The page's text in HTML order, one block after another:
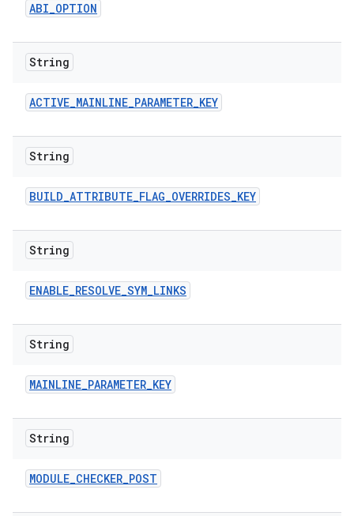
ABI_OPTION
String
ACTIVE_MAINLINE_PARAMETER_KEY
String
BUILD_ATTRIBUTE_FLAG_OVERRIDES_KEY
String
ENABLE_RESOLVE_SYM_LINKS
String
MAINLINE_PARAMETER_KEY
String
MODULE_CHECKER_POST